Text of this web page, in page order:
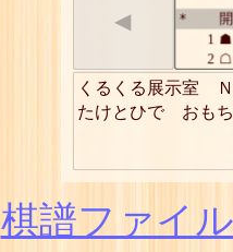
◀ *
1 ☗
2 ☖
☗
5 ☗
8 ☖
10
11☗
くるくる展示室　
たけとひで　おも
棋譜ファイ